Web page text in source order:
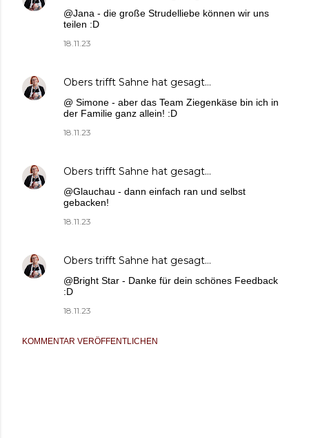
@Jana - die große Strudelliebe können wir uns
teilen :D
18.11.23
Obers trifft Sahne hat gesagt…
@ Simone - aber das Team Ziegenkäse bin ich in
der Familie ganz allein! :D
18.11.23
Obers trifft Sahne hat gesagt…
@Glauchau - dann einfach ran und selbst
gebacken!
18.11.23
Obers trifft Sahne hat gesagt…
@Bright Star - Danke für dein schönes Feedback
:D
18.11.23
KOMMENTAR VERÖFFENTLICHEN